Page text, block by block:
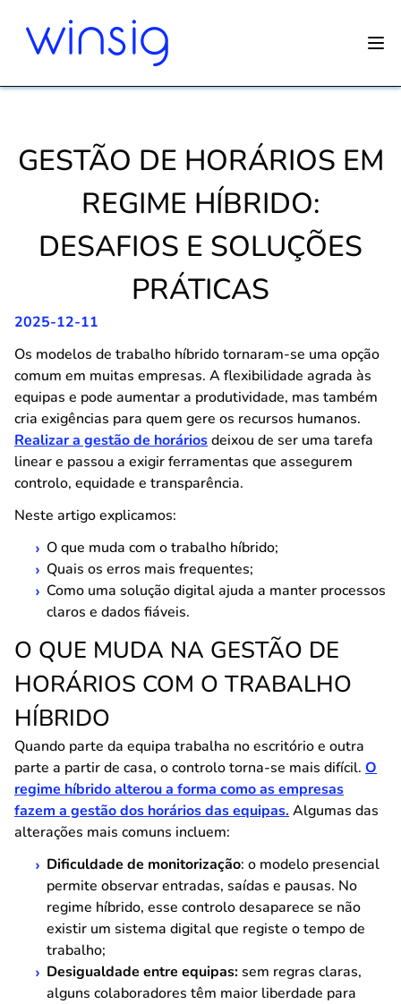
GESTÃO DE HORÁRIOS EM
REGIME HÍBRIDO:
DESAFIOS E SOLUÇÕES
PRÁTICAS
2025-12-11
Os modelos de trabalho híbrido tornaram-se uma opção
comum em muitas empresas. A flexibilidade agrada às
equipas e pode aumentar a produtividade, mas também
cria exigências para quem gere os recursos humanos.
Realizar a gestão de horáriosdeixou de ser uma tarefa
linear e passou a exigir ferramentas que assegurem
controlo, equidade e transparência.
Neste artigo explicamos:
O que muda com o trabalho híbrido;
Quais os erros mais frequentes;
Como uma solução digital ajuda a manter processos
claros e dados fiáveis.
O QUE MUDA NA GESTÃO DE
HORÁRIOS COM O TRABALHO
HÍBRIDO
Quando parte da equipa trabalha no escritório e outra
parte a partir de casa, o controlo torna-se mais difícil. O
regime híbrido alterou a forma como as empresas
fazem a gestão dos horários das equipas.Algumas das
alterações mais comuns incluem:
Dificuldade de monitorização: o modelo presencial
permite observar entradas, saídas e pausas. No
regime híbrido, esse controlo desaparece se não
existir um sistema digital que registe o tempo de
trabalho;
Desigualdade entre equipas:sem regras claras,
alguns colaboradores têm maior liberdade para